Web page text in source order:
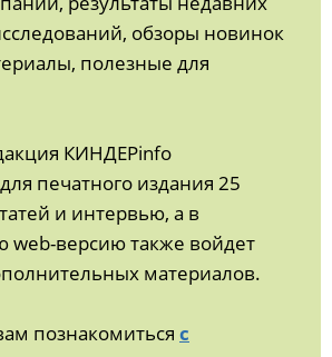
обзоры новинок
полезные для
КИНДЕРinfo
печатного издания 25
и интервью, а в
web-версию также войдет
материалов.
познакомиться с